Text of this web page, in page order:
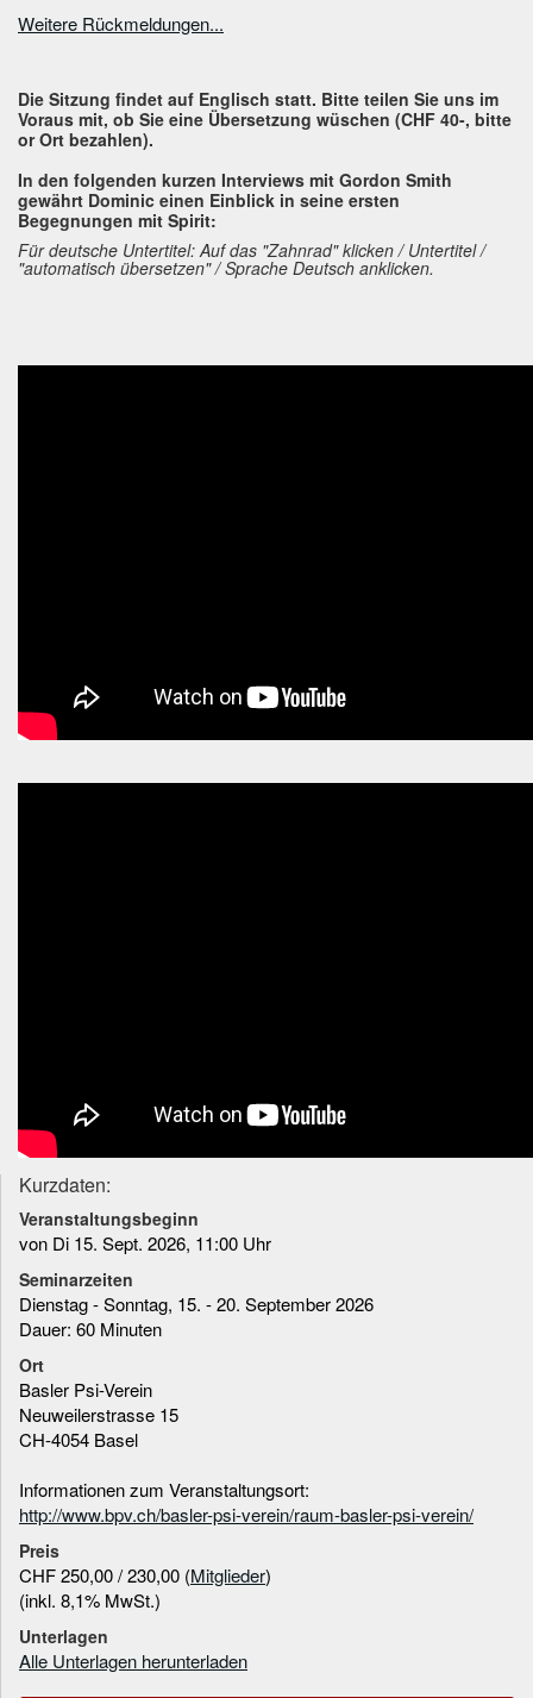
Weitere Rückmeldungen...
Die Sitzung findet auf Englisch statt. Bitte teilen Sie uns im
Voraus mit, ob Sie eine Übersetzung wüschen (CHF 40-, bitte
or Ort bezahlen).
In den folgenden kurzen Interviews mit Gordon Smith
gewährt Dominic einen Einblick in seine ersten
Begegnungen mit Spirit:
Für deutsche Untertitel: Auf das "Zahnrad" klicken / Untertitel /
"automatisch übersetzen" / Sprache Deutsch anklicken.
Kurzdaten:
Veranstaltungsbeginn
von Di 15. Sept. 2026, 11:00 Uhr
Seminarzeiten
Dienstag - Sonntag, 15. - 20. September 2026
Dauer: 60 Minuten
Ort
Basler Psi-Verein
Neuweilerstrasse 15
CH-4054 Basel
Informationen zum Veranstaltungsort:
http://www.bpv.ch/basler-psi-verein/raum-basler-psi-verein/
Preis
CHF 250,00 / 230,00 (Mitglieder)
(inkl. 8,1% MwSt.)
Unterlagen
Alle Unterlagen herunterladen